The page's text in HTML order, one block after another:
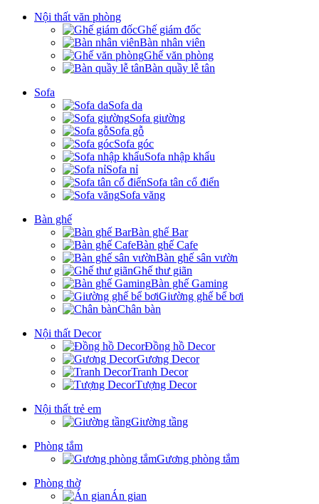
Nội thất văn phòng
Ghế giám đốc
Bàn nhân viên
Ghế văn phòng
Bàn quầy lễ tân
Sofa
Sofa da
Sofa giường
Sofa gỗ
Sofa góc
Sofa nhập khẩu
Sofa nỉ
Sofa tân cổ điển
Sofa văng
Bàn ghế
Bàn ghế Bar
Bàn ghế Cafe
Bàn ghế sân vườn
Ghế thư giãn
Bàn ghế Gaming
Giường ghế bể bơi
Chân bàn
Nội thất Decor
Đồng hồ Decor
Gương Decor
Tranh Decor
Tượng Decor
Nội thất trẻ em
Giường tầng
Phòng tắm
Gương phòng tắm
Phòng thờ
Án gian